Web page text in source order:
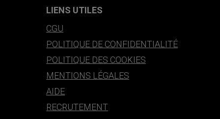
LIENS UTILES
CGU
POLITIQUE DE CONFIDENTIALITÉ
POLITIQUE DES COOKIES
MENTIONS LÉGALES
AIDE
RECRUTEMENT